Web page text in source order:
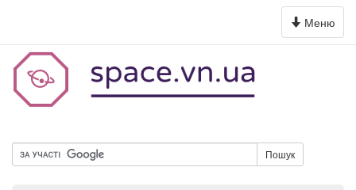
Toggle
navigation
Меню
Пошук